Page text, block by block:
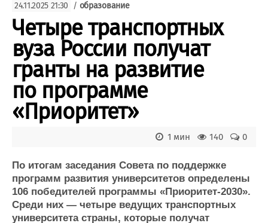
Судоходство
Судоремонт
События
Пресс-релизы
Порты
Рыболовство
ВМФ
Образование
Яхты и катера
Еще
Судостроение
Компании
Репутация
Работа
Крюинг
Доска объявлений
Оборудование
Изделия
Материалы
Услуги
24.11.2025 21:30 / образование
Четыре транспортных
вуза России получат
гранты на развитие
по программе
«Приоритет»
0
140
1 мин
По итогам заседания Совета по поддержке
программ развития университетов определены
106 победителей программы «Приоритет-2030».
Среди них — четыре ведущих транспортных
университета страны, которые получат